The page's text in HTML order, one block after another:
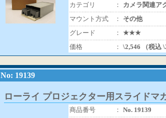
カテゴリ
：
カメラ関連ア
マウント方式
：
その他
グレード
： ★★★
価格
： \2,546 （税込
No: 19139
ローライ プロジェクター用スライドマ
商品番号 ： No. 19139